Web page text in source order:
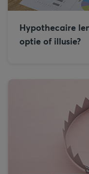
Hypothecaire
optie of illusie?